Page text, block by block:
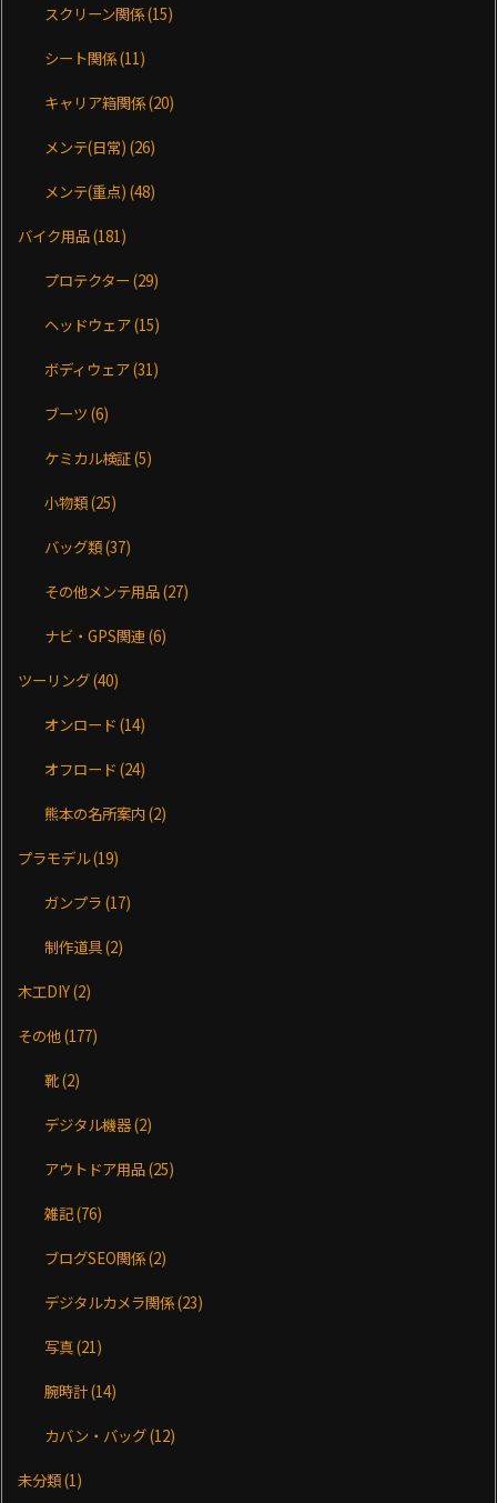
スクリーン関係(15)
シート関係(11)
キャリア箱関係(20)
メンテ(日常)(26)
メンテ(重点)(48)
バイク用品(181)
プロテクター(29)
ヘッドウェア(15)
ボディウェア(31)
ブーツ(6)
ケミカル検証(5)
小物類(25)
バッグ類(37)
その他メンテ用品(27)
ナビ・GPS関連(6)
ツーリング(40)
オンロード(14)
オフロード(24)
熊本の名所案内(2)
プラモデル(19)
ガンプラ(17)
制作道具(2)
木工DIY(2)
その他(177)
靴(2)
デジタル機器(2)
アウトドア用品(25)
雑記(76)
ブログSEO関係(2)
デジタルカメラ関係(23)
写真(21)
腕時計(14)
カバン・バッグ(12)
未分類(1)